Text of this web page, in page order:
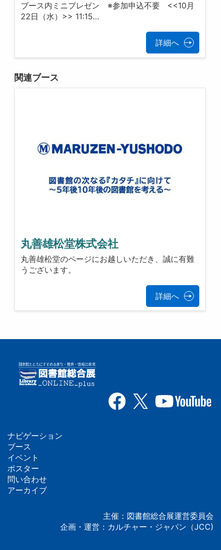
ブース内ミニプレゼン ※参加申込不要 <<10月
22日（水）>> 11:15…
詳細へ
関連ブース
丸善雄松堂株式会社
丸善雄松堂のページにお越しいただき、誠に有難
うございます。
詳細へ
フ
ッ
タ
ナビゲーション
ブース
イベント
ポスター
問い合わせ
アーカイブ
主催：図書館総合展運営委員会
企画・運営：カルチャー・ジャパン（JCC)